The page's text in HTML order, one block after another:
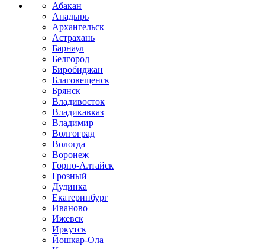
Абакан
Анадырь
Архангельск
Астрахань
Барнаул
Белгород
Биробиджан
Благовещенск
Брянск
Владивосток
Владикавказ
Владимир
Волгоград
Вологда
Воронеж
Горно-Алтайск
Грозный
Дудинка
Екатеринбург
Иваново
Ижевск
Иркутск
Йошкар-Ола